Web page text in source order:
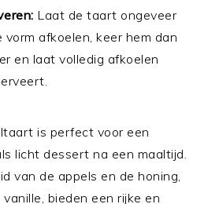
Laat de taart ongeveer
afkoelen, keer hem dan
en laat volledig afkoelen
is perfect voor een
licht dessert na een maaltijd.
van de appels en de honing,
bieden een rijke en